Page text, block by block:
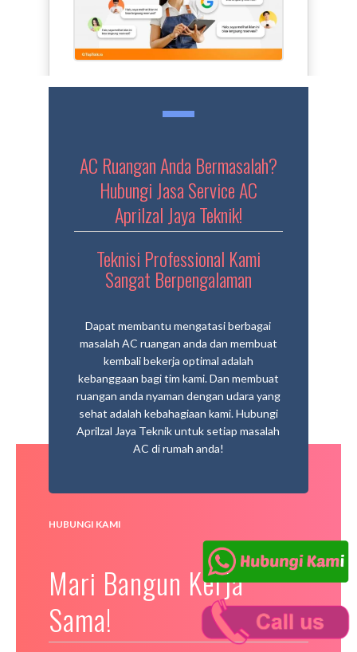
AC Ruangan Anda Bermasalah?
Hubungi Jasa Service AC
Aprilzal Jaya Teknik!
Teknisi Professional Kami
Sangat Berpengalaman
Dapat membantu mengatasi berbagai
masalah AC ruangan anda dan membuat
kembali bekerja optimal adalah
kebanggaan bagi tim kami. Dan membuat
ruangan anda nyaman dengan udara yang
sehat adalah kebahagiaan kami. Hubungi
Aprilzal Jaya Teknik untuk setiap masalah
AC di rumah anda!
HUBUNGI KAMI
Mari Bangun Kerja
Sama!